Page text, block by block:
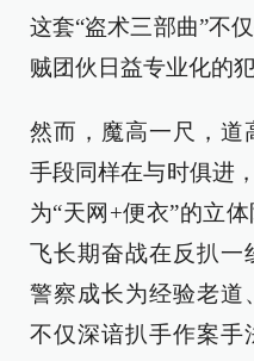
这套“盗术三部曲”不
贼团伙日益专业化的犯
然而，魔高一尺，道
手段同样在与时俱进
为“天网+便衣”的立
飞长期奋战在反扒一
警察成长为经验老道
不仅深谙扒手作案手